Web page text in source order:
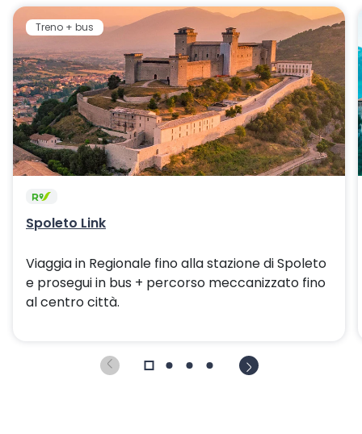
Treno + bus
Spoleto Link
Viaggia in Regionale fino alla stazione di Spoleto
e prosegui in bus + percorso meccanizzato fino
al centro città.